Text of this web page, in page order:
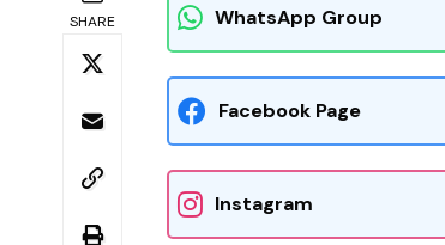
SHARE WhatsApp Group
Facebook Page
Instagram